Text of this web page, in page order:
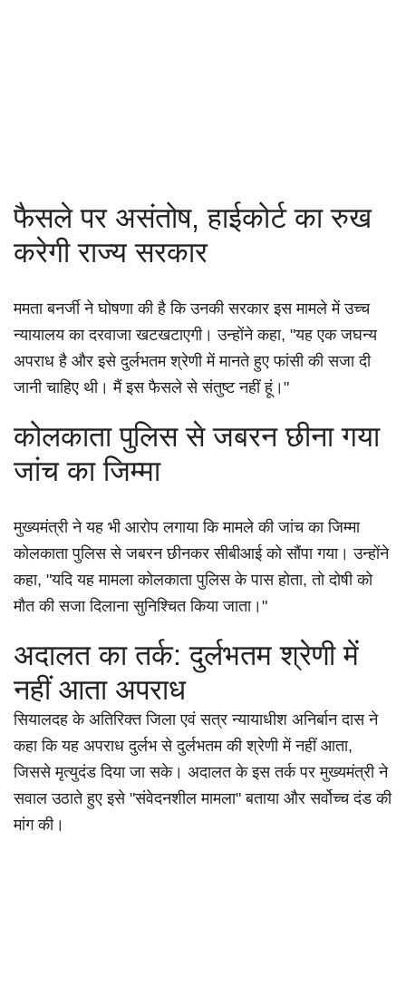
फैसले पर असंतोष, हाईकोर्ट का रुख
करेगी राज्य सरकार
ममता बनर्जी ने घोषणा की है कि उनकी सरकार इस मामले में उच्च
न्यायालय का दरवाजा खटखटाएगी। उन्होंने कहा, "यह एक जघन्य
अपराध है और इसे दुर्लभतम श्रेणी में मानते हुए फांसी की सजा दी
जानी चाहिए थी। मैं इस फैसले से संतुष्ट नहीं हूं।"
कोलकाता पुलिस से जबरन छीना गया
जांच का जिम्मा
मुख्यमंत्री ने यह भी आरोप लगाया कि मामले की जांच का जिम्मा
कोलकाता पुलिस से जबरन छीनकर सीबीआई को सौंपा गया। उन्होंने
कहा, "यदि यह मामला कोलकाता पुलिस के पास होता, तो दोषी को
मौत की सजा दिलाना सुनिश्चित किया जाता।"
अदालत का तर्क: दुर्लभतम श्रेणी में
नहीं आता अपराध
सियालदह के अतिरिक्त जिला एवं सत्र न्यायाधीश अनिर्बान दास ने
कहा कि यह अपराध दुर्लभ से दुर्लभतम की श्रेणी में नहीं आता,
जिससे मृत्युदंड दिया जा सके। अदालत के इस तर्क पर मुख्यमंत्री ने
सवाल उठाते हुए इसे "संवेदनशील मामला" बताया और सर्वोच्च दंड की
मांग की।